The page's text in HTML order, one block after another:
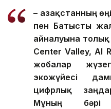
– Қазақстанның
пен Батысты
айналуына толық
Center Valley, AI
жобалар
экожүйесі
цифрлық
Мұның бәрі